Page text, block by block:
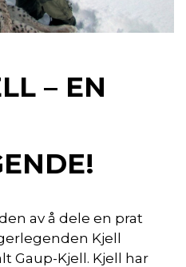
– EN
av å dele en prat
Kjell
Gaup-Kjell. Kjell har